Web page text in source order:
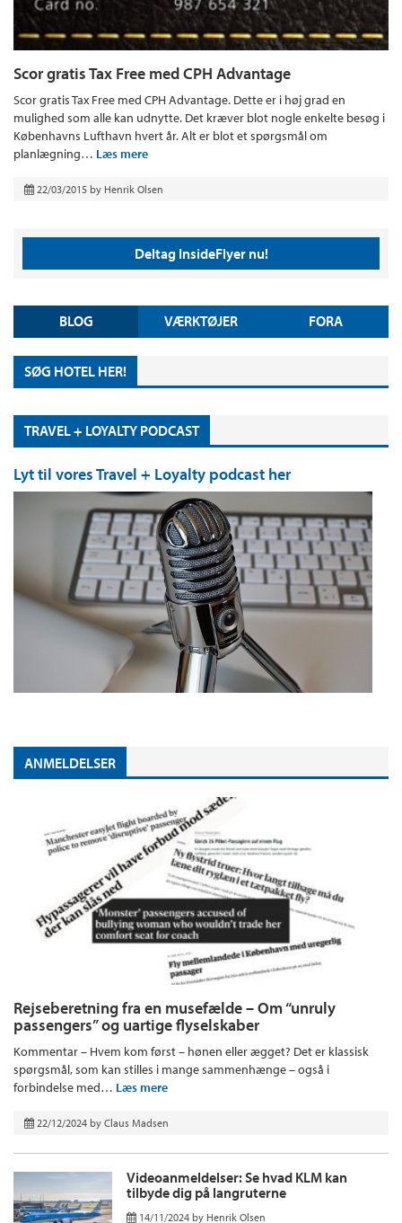
Scor gratis Tax Free med CPH Advantage
Scor gratis Tax Free med CPH Advantage. Dette er i høj grad en
mulighed som alle kan udnytte. Det kræver blot nogle enkelte besøg i
Københavns Lufthavn hvert år. Alt er blot et spørgsmål om
planlægning… Læs mere
22/03/2015 by Henrik Olsen
Deltag InsideFlyer nu!
BLOG VÆRKTØJER FORA
SØG HOTEL HER!
TRAVEL + LOYALTY PODCAST
Lyt til vores Travel + Loyalty podcast her
ANMELDELSER
Rejseberetning fra en musefælde – Om “unruly
passengers” og uartige flyselskaber
Kommentar – Hvem kom først – hønen eller ægget? Det er klassisk
spørgsmål, som kan stilles i mange sammenhænge – også i
forbindelse med… Læs mere
22/12/2024 by Claus Madsen
Videoanmeldelser: Se hvad KLM kan
tilbyde dig på langruterne
14/11/2024 by Henrik Olsen